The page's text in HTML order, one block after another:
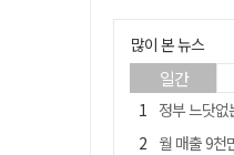
많이 본 뉴스
일간
정부 느닷없는 농지
월 매출 9천만원에도